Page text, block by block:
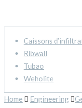
Caissons
Ribwall
Tubao
Weholite
Home Engineering